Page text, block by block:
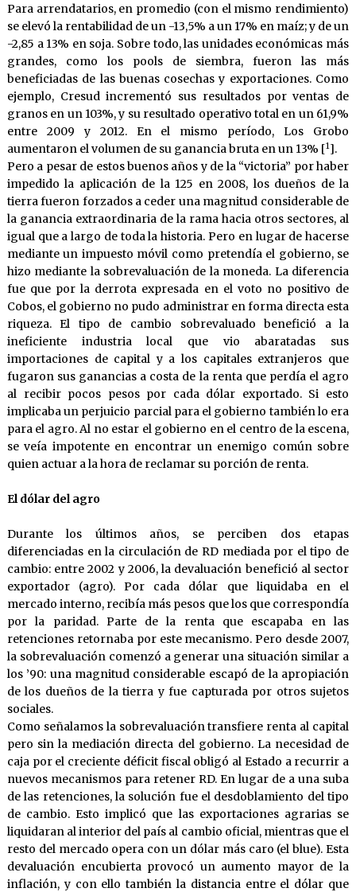
Para arrendatarios, en promedio (con el mismo rendimiento)
se elevó la rentabilidad de un -13,5% a un 17% en maíz; y de un
-2,85 a 13% en soja. Sobre todo, las unidades económicas más
grandes, como los pools de siembra, fueron las más
beneficiadas de las buenas cosechas y exportaciones. Como
ejemplo, Cresud incrementó sus resultados por ventas de
granos en un 103%, y su resultado operativo total en un 61,9%
entre 2009 y 2012. En el mismo período, Los Grobo
aumentaron el volumen de su ganancia bruta en un 13% [1].
Pero a pesar de estos buenos años y de la “victoria” por haber
impedido la aplicación de la 125 en 2008, los dueños de la
tierra fueron forzados a ceder una magnitud considerable de
la ganancia extraordinaria de la rama hacia otros sectores, al
igual que a largo de toda la historia. Pero en lugar de hacerse
mediante un impuesto móvil como pretendía el gobierno, se
hizo mediante la sobrevaluación de la moneda. La diferencia
fue que por la derrota expresada en el voto no positivo de
Cobos, el gobierno no pudo administrar en forma directa esta
riqueza. El tipo de cambio sobrevaluado benefició a la
ineficiente industria local que vio abaratadas sus
importaciones de capital y a los capitales extranjeros que
fugaron sus ganancias a costa de la renta que perdía el agro
al recibir pocos pesos por cada dólar exportado. Si esto
implicaba un perjuicio parcial para el gobierno también lo era
para el agro. Al no estar el gobierno en el centro de la escena,
se veía impotente en encontrar un enemigo común sobre
quien actuar a la hora de reclamar su porción de renta.
El dólar del agro
Durante los últimos años, se perciben dos etapas
diferenciadas en la circulación de RD mediada por el tipo de
cambio: entre 2002 y 2006, la devaluación benefició al sector
exportador (agro). Por cada dólar que liquidaba en el
mercado interno, recibía más pesos que los que correspondía
por la paridad. Parte de la renta que escapaba en las
retenciones retornaba por este mecanismo. Pero desde 2007,
la sobrevaluación comenzó a generar una situación similar a
los ’90: una magnitud considerable escapó de la apropiación
de los dueños de la tierra y fue capturada por otros sujetos
sociales.
Como señalamos la sobrevaluación transfiere renta al capital
pero sin la mediación directa del gobierno. La necesidad de
caja por el creciente déficit fiscal obligó al Estado a recurrir a
nuevos mecanismos para retener RD. En lugar de a una suba
de las retenciones, la solución fue el desdoblamiento del tipo
de cambio. Esto implicó que las exportaciones agrarias se
liquidaran al interior del país al cambio oficial, mientras que el
resto del mercado opera con un dólar más caro (el blue). Esta
devaluación encubierta provocó un aumento mayor de la
inflación, y con ello también la distancia entre el dólar que